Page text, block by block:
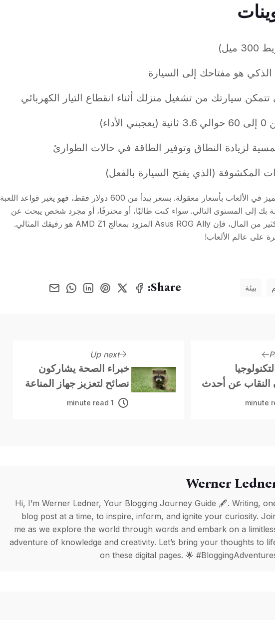
هو مفتاحك إلى السيارة
سيارتك من تشغيل منزلك أثناء انقطاع التيار الكهربائي
لزيادة النطاق وتوفير الطاقة في حالات الطوارئ
المكشوفة (الذي يفتح السيارة بالفعل)
Asus ROG Ally هو تذكرتك للتميز في الألعاب بأسعار معقولة. بسعر يبدأ من 600 دولار فقط، فهو يغير قواعد اللعبة
بك إلى المستوى التالي. سواء كنت طالبًا، أو محترفًا، أو مجرد شخص يبحث عن
تجربة ألعاب رائعة دون إنفاق الكثير من المال، فإن Asus ROG Ally المزود بمعالج AMD Z1 هو رفيقك المثالي.
على عالم الألعاب!
بيئة Share:
عن أحدث
في المعرض
Up next
خبراء الصحة يشاركون
نصائح لتعزيز جهاز المناعة
1 minute read
Werner
Hi, I’m Werner Ledner, Your Blogging Journey Guide 🖋️. Writing,
blog post at a time, to inspire, inform, and ignite your curiosity.
me as we explore the world through words and embark on a
adventure of knowledge and creativity. Let’s bring your thoughts to
on these digital pages. 🌟